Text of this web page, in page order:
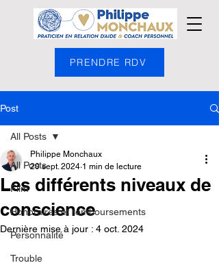
PRENDRE RDV
Post
All Posts
Film
Honoraires et remboursements
Personnalité
Trouble
All Posts
Les différents niveaux de
conscience
Philippe Monchaux
20 sept. 2024 1 min de lecture
Dernière mise à jour : 4 oct. 2024